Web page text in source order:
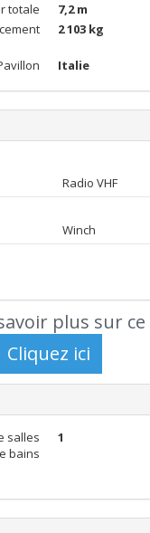
totale 7,2 m
2 103 kg
Italie
Radio VHF
Winch
plus sur
salles
bains
1